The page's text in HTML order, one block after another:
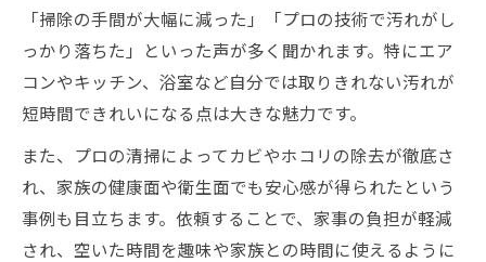
「掃除の手間が大幅に減った」「プロの技術で汚れがし
っかり落ちた」といった声が多く聞かれます。特にエア
コンやキッチン、浴室など自分では取りきれない汚れが
短時間できれいになる点は大きな魅力です。
また、プロの清掃によってカビやホコリの除去が徹底さ
れ、家族の健康面や衛生面でも安心感が得られたという
事例も目立ちます。依頼することで、家事の負担が軽減
され、空いた時間を趣味や家族との時間に使えるように